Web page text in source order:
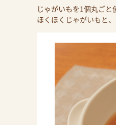
じゃがいもを1個丸ごと
ほくほくじゃがいもと